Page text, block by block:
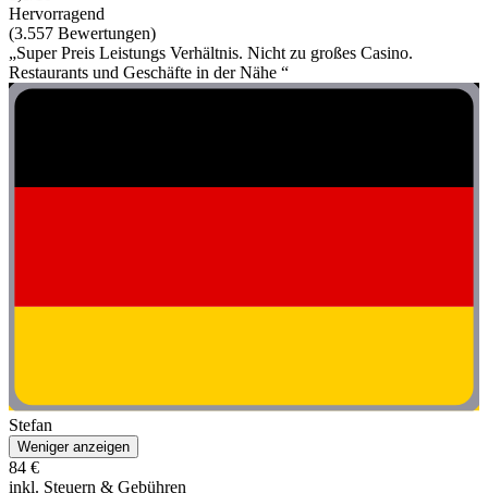
Hervorragend
(3.557 Bewertungen)
„Super Preis Leistungs Verhältnis. Nicht zu großes Casino.
Restaurants und Geschäfte in der Nähe “
Stefan
Weniger anzeigen
84 €
inkl. Steuern & Gebühren